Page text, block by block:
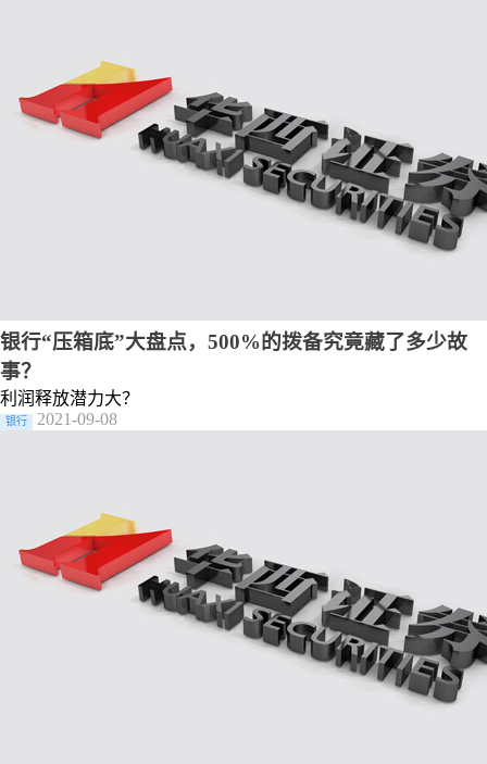
银行“压箱底”大盘点，500%的拨备究竟藏了多少故
事？
利润释放潜力大？
银行 2021-09-08